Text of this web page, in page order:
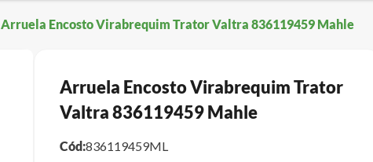
Arruela Encosto Virabrequim Trator Valtra 836119459 Mahle
Arruela Encosto Virabrequim Trator
Valtra 836119459 Mahle
Cód:836119459ML